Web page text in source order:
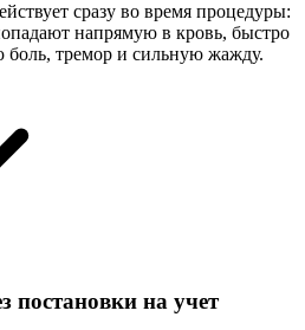
сразу во время процедуры:
напрямую в кровь, быстро
боль, тремор и сильную жажду.
постановки на учет